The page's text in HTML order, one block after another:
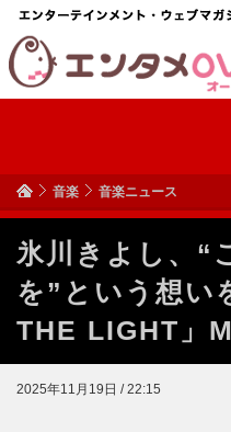
音楽 音楽ニュース
氷川きよし、“
を”という想い
THE LIGHT」
2025年11月19日 / 22:15